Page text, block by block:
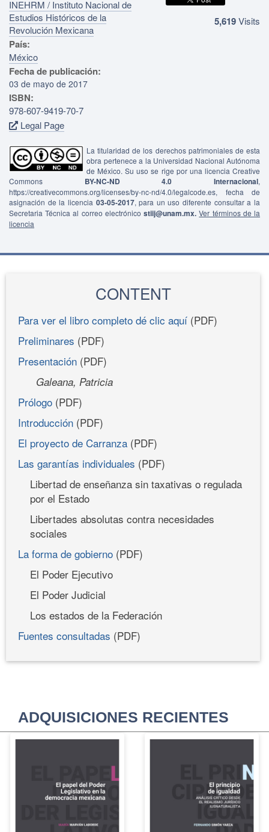
INEHRM / Instituto Nacional de
Estudios Históricos de la
Revolución Mexicana
País:
México
Fecha de publicación:
03 de mayo de 2017
ISBN:
978-607-9419-70-7
Legal Page
5,619Visits
La titularidad de los derechos patrimoniales de esta
obra pertenece a la Universidad Nacional Autónoma
de México. Su uso se rige por una licencia Creative
Commons BY-NC-ND 4.0 Internacional,
https://creativecommons.org/licenses/by-nc-nd/4.0/legalcode.es, fecha de
asignación de la licencia 03-05-2017, para un uso diferente consultar a la
Secretaria Técnica al correo electrónicostiij@unam.mx. Ver términos de la
licencia
CONTENT
Para ver el libro completo dé clic aquí (PDF)
Preliminares (PDF)
Presentación (PDF)
Galeana, Patricia
Prólogo (PDF)
Introducción (PDF)
El proyecto de Carranza (PDF)
Las garantías individuales (PDF)
Libertad de enseñanza sin taxativas o regulada
por el Estado
Libertades absolutas contra necesidades
sociales
La forma de gobierno (PDF)
El Poder Ejecutivo
El Poder Judicial
Los estados de la Federación
Fuentes consultadas (PDF)
ADQUISICIONES RECIENTES